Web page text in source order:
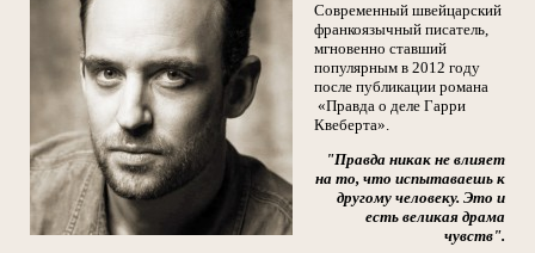
Современный швейцарский
франкоязычный писатель,
мгновенно ставший
популярным в 2012 году
после публикации романа
«Правда о деле Гарри
Квеберта».
"Правда никак не влияет
на то, что испытаваешь к
другому человеку. Это и
есть великая драма
чувств".